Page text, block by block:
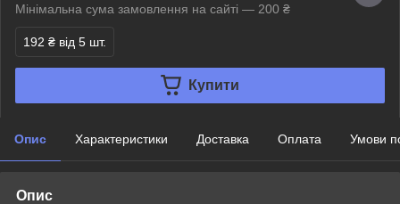
Мінімальна сума замовлення на сайті — 200 ₴
192 ₴ від 5 шт.
Купити
Опис Характеристики Доставка Оплата Умови
Опис